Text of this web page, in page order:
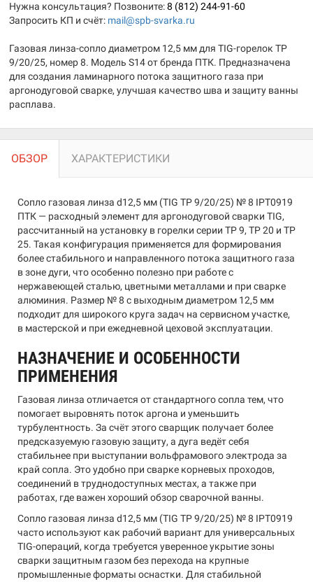
Нужна консультация? Позвоните:8 (812) 244-91-60
Запросить КП и счёт: mail@spb-svarka.ru
Газовая линза-сопло диаметром 12,5 мм для TIG-горелок TP
9/20/25, номер 8. Модель S14 от бренда ПТК. Предназначена
для создания ламинарного потока защитного газа при
аргонодуговой сварке, улучшая качество шва и защиту ванны
расплава.
ОБЗОР ХАРАКТЕРИСТИКИ
Сопло газовая линза d12,5 мм (TIG TP 9/20/25) № 8 IPT0919
ПТК — расходный элемент для аргонодуговой сварки TIG,
рассчитанный на установку в горелки серии TP 9, TP 20 и TP
25. Такая конфигурация применяется для формирования
более стабильного и направленного потока защитного газа
в зоне дуги, что особенно полезно при работе с
нержавеющей сталью, цветными металлами и при сварке
алюминия. Размер № 8 с выходным диаметром 12,5 мм
подходит для широкого круга задач на сервисном участке,
в мастерской и при ежедневной цеховой эксплуатации.
НАЗНАЧЕНИЕ И ОСОБЕННОСТИ
ПРИМЕНЕНИЯ
Газовая линза отличается от стандартного сопла тем, что
помогает выровнять поток аргона и уменьшить
турбулентность. За счёт этого сварщик получает более
предсказуемую газовую защиту, а дуга ведёт себя
стабильнее при выступании вольфрамового электрода за
край сопла. Это удобно при сварке корневых проходов,
соединений в труднодоступных местах, а также при
работах, где важен хороший обзор сварочной ванны.
Сопло газовая линза d12,5 мм (TIG TP 9/20/25) № 8 IPT0919
часто используют как рабочий вариант для универсальных
TIG-операций, когда требуется уверенное укрытие зоны
сварки защитным газом без перехода на крупные
промышленные форматы оснастки. Для стабильной